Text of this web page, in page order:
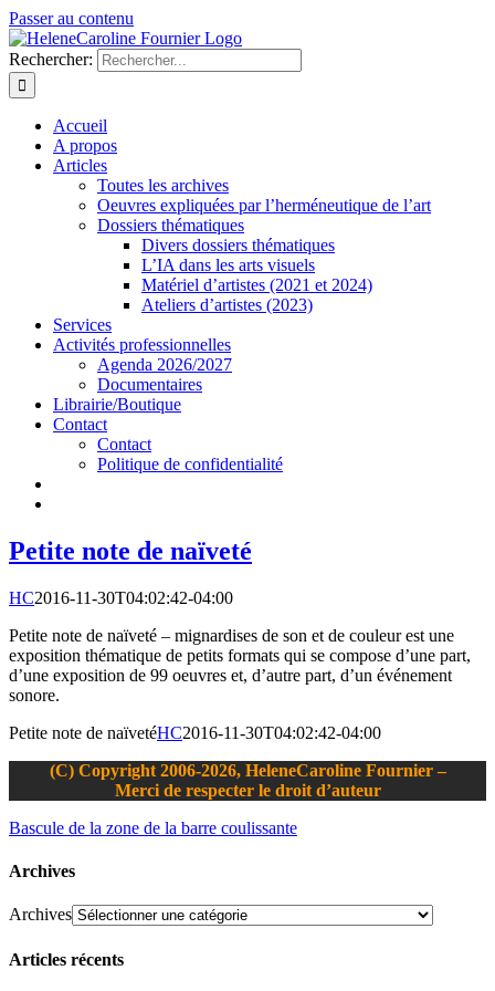
Passer au contenu
Rechercher:
Accueil
A propos
Articles
Toutes les archives
Oeuvres expliquées par l’herméneutique de l’art
Dossiers thématiques
Divers dossiers thématiques
L’IA dans les arts visuels
Matériel d’artistes (2021 et 2024)
Ateliers d’artistes (2023)
Services
Activités professionnelles
Agenda 2026/2027
Documentaires
Librairie/Boutique
Contact
Contact
Politique de confidentialité
Petite note de naïveté
HC2016-11-30T04:02:42-04:00
Petite note de naïveté – mignardises de son et de couleur est une
exposition thématique de petits formats qui se compose d’une part,
d’une exposition de 99 oeuvres et, d’autre part, d’un événement
sonore.
Petite note de naïvetéHC2016-11-30T04:02:42-04:00
(C) Copyright 2006-2026, HeleneCaroline Fournier –
Merci de respecter le droit d’auteur
Bascule de la zone de la barre coulissante
Archives
Archives
Articles récents